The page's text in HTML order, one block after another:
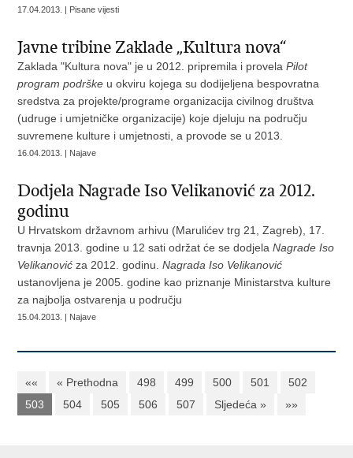
17.04.2013. | Pisane vijesti
Javne tribine Zaklade „Kultura nova“
Zaklada "Kultura nova" je u 2012. pripremila i provelaPilot
program podrške u okviru kojega su dodijeljena bespovratna
sredstva za projekte/programe organizacija civilnog društva
(udruge i umjetničke organizacije) koje djeluju na području
suvremene kulture i umjetnosti, a provode se u 2013.
16.04.2013. | Najave
Dodjela Nagrade Iso Velikanović za 2012.
godinu
U Hrvatskom državnom arhivu (Marulićev trg 21, Zagreb), 17.
travnja 2013. godine u 12 sati održat će se dodjelaNagrade Iso
Velikanović za 2012. godinu.Nagrada Iso Velikanović
ustanovljena je 2005. godine kao priznanje Ministarstva kulture
za najbolja ostvarenja u području
15.04.2013. | Najave
«« « Prethodna 498 499 500 501
502
503
504 505 506 507 Sljedeća » »»